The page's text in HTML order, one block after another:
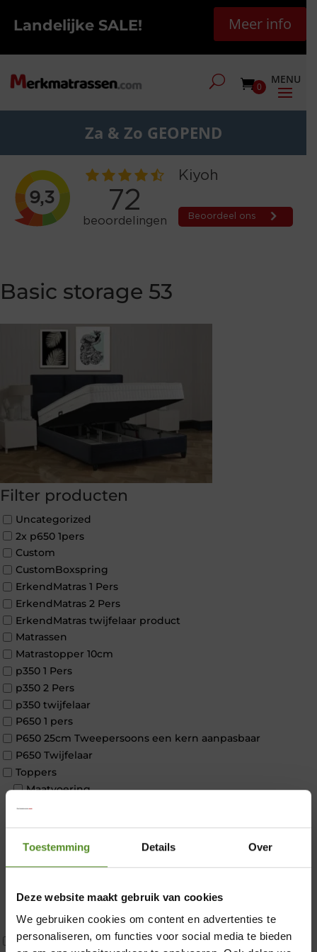
Toestemming Details Over
Deze website maakt gebruik van cookies
We gebruiken cookies om content en advertenties te
personaliseren, om functies voor social media te bieden
Landelijke SALE! Meer info
0
Za & Zo GEOPEND
Basic storage 53
Filter producten
Uncategorized
2x p650 1pers
Custom
CustomBoxspring
ErkendMatras 1 Pers
ErkendMatras 2 Pers
ErkendMatras twijfelaar product
Matrassen
Matrastopper 10cm
p350 1 Pers
p350 2 Pers
p350 twijfelaar
P650 1 pers
P650 25cm Tweepersoons een kern aanpasbaar
P650 Twijfelaar
Toppers
Maatvoering
Twijfelaar
Traagschuim
Tweepersoons 1 kern
×